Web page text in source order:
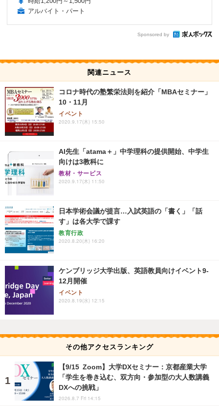
アルバイト・パート
Sponsored by
関連ニュース
コロナ時代の塾繁栄法則を紹介「MBAセミナー」
10・11月
イベント
2020.9.17(木) 15:50
AI先生「atama＋」中学理科の提供開始、中学生
向けは3教科に
教材・サービス
2020.9.17(木) 11:50
日本学術会議が提言…入試英語の「書く」「話
す」は各大学で課す
教育行政
2020.8.20(木) 16:20
ケンブリッジ大学出版、英語教員向けイベント9-
12月開催
イベント
2020.8.19(水) 12:15
その他アクセスランキング
【9/15 Zoom】大学DXセミナー：京都産業大学
「学生を巻き込む、双方向・参加型の大人数講義
DXへの挑戦」
2026.8.7 Fri 14:15